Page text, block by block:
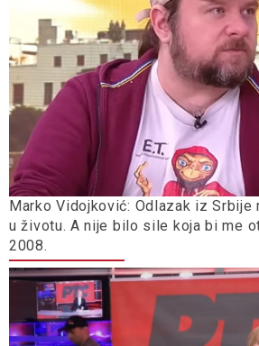
Marko Vidojković: Odlazak iz Srbije
u životu. A nije bilo sile koja bi me
2008.